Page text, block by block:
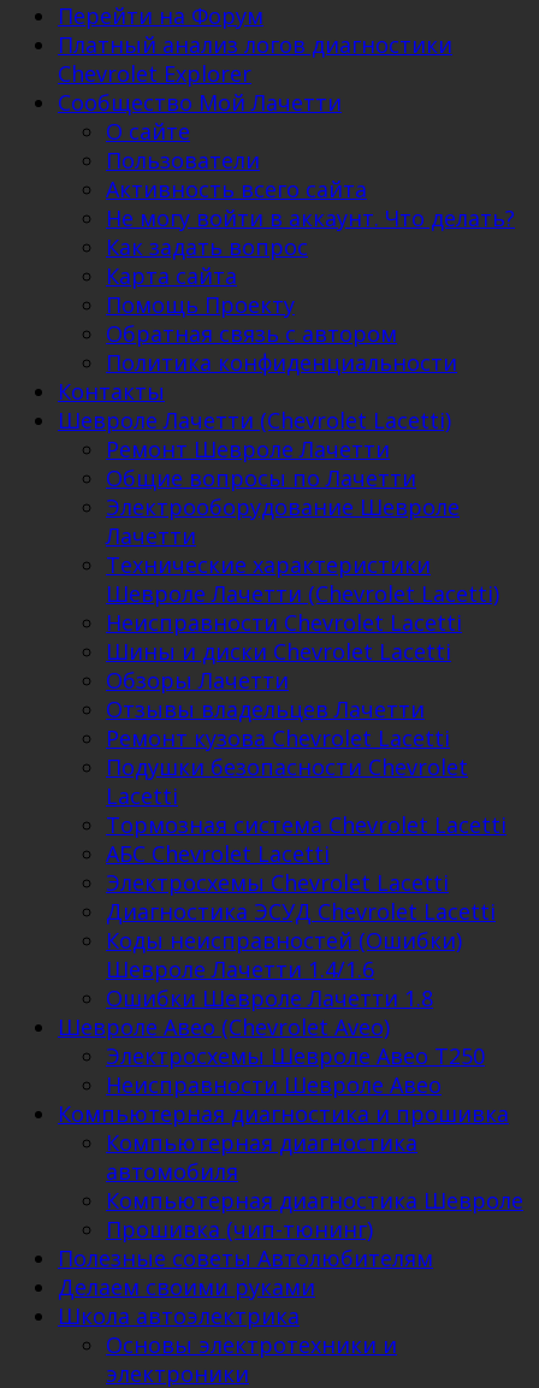
Перейти на Форум
Платный анализ логов диагностики
Chevrolet Explorer
Сообщество Мой Лачетти
О сайте
Пользователи
Активность всего сайта
Не могу войти в аккаунт. Что делать?
Как задать вопрос
Карта сайта
Помощь Проекту
Обратная связь с автором
Политика конфиденциальности
Контакты
Шевроле Лачетти (Chevrolet Lacetti)
Ремонт Шевроле Лачетти
Общие вопросы по Лачетти
Электрооборудование Шевроле
Лачетти
Технические характеристики
Шевроле Лачетти (Chevrolet Lacetti)
Неисправности Chevrolet Lacetti
Шины и диски Chevrolet Lacetti
Обзоры Лачетти
Отзывы владельцев Лачетти
Ремонт кузова Chevrolet Lacetti
Подушки безопасности Chevrolet
Lacetti
Тормозная система Chevrolet Lacetti
АБС Chevrolet Lacetti
Электросхемы Chevrolet Lacetti
Диагностика ЭСУД Chevrolet Lacetti
Коды неисправностей (Ошибки)
Шевроле Лачетти 1.4/1.6
Ошибки Шевроле Лачетти 1.8
Шевроле Авео (Chevrolet Aveo)
Электросхемы Шевроле Авео Т250
Неисправности Шевроле Авео
Компьютерная диагностика и прошивка
Компьютерная диагностика
автомобиля
Компьютерная диагностика Шевроле
Прошивка (чип-тюнинг)
Полезные советы Автолюбителям
Делаем своими руками
Школа автоэлектрика
Основы электротехники и
электроники